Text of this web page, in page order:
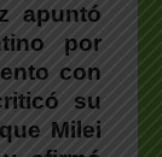
apuntó
por
con
su
Milei